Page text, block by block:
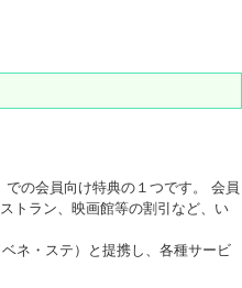
での会員向け特典の１つです。 会員
トラン、映画館等の割引など、い
ベネ・ステ）と提携し、各種サービ